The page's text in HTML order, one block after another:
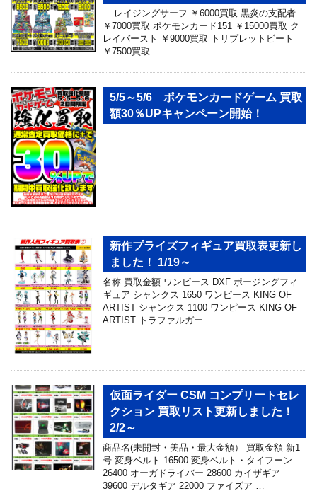
レイジングサーフ ￥6000買取 黒炎の支配者
￥7000買取 ポケモンカード151 ￥15000買取 ク
レイバースト ￥9000買取 トリプレットビート
￥7500買取 …
5/5～5/6 ポケモンカードゲーム 買取
額30％UPキャンペーン開始！
新作プライズフィギュア買取表更新し
ました！ 1/19～
名称 買取金額 ワンピース DXF ポージングフィ
ギュア シャンクス 1650 ワンピース KING OF
ARTIST シャンクス 1100 ワンピース KING OF
ARTIST トラファルガー …
仮面ライダー CSM コンプリートセレ
クション 買取リスト更新しました！
2/2～
商品名(未開封・美品・最大金額） 買取金額 新1
号 変身ベルト 16500 変身ベルト・タイフーン
26400 オーガドライバー 28600 カイザギア
39600 デルタギア 22000 ファイズア …